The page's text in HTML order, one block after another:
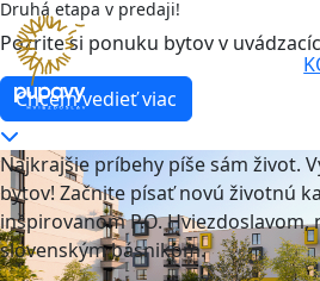
Druhá etapa v predaji!
Pozrite si ponuku bytov v
Chcem vedieť viac
Najkrajšie príbehy píše sám život.
bytov! Začnite písať novú životnú
inšpirovanom P.O.
slovenským básnikom.